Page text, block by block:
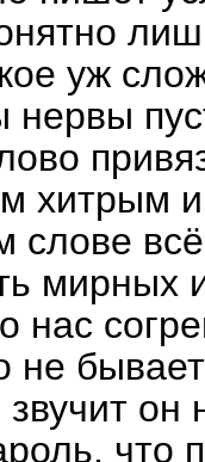
уж
нервы
хитрым
слове
мирных
нас
не
звучит он
что